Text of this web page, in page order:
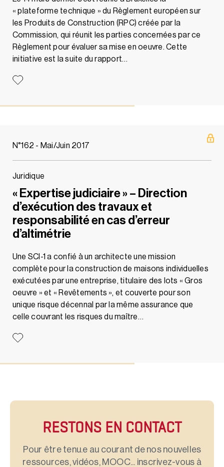
« plateforme technique » du Règlement européen sur
les Produits de Construction (RPC) créée par la
Commission, qui réunit les parties concernées par ce
Règlement pour évaluer sa mise en oeuvre. Cette
initiative est la suite du rapport…
N°162 - Mai/Juin 2017
Juridique
« Expertise judiciaire » – Direction
d’exécution des travaux et
responsabilité en cas d’erreur
d’altimétrie
Une SCI-1 a confié à un architecte une mission
complète pour la construction de maisons individuelles
exécutées par une entreprise, titulaire des lots « Gros
oeuvre » et « Revêtements », et couverte pour son
unique risque décennal par la même assurance que
celle couvrant les risques du maître…
RESTONS EN CONTACT
Pour être tenu.e au courant de nos nouvelles
ressources, vidéos, MOOC... inscrivez-vous à